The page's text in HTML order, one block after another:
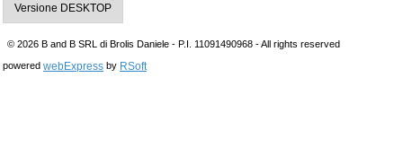
Versione DESKTOP
© 2026 B and B SRL di Brolis Daniele - P.I. 11091490968 - All rights reserved
powered webExpress by RSoft